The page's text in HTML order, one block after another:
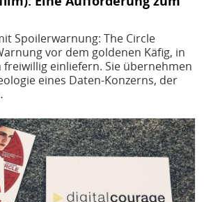
Spoilerwarnung: The Circle
vor dem goldenen Käfig, in
freiwillig einliefern. Sie übernehmen
eines Daten-Konzerns, der